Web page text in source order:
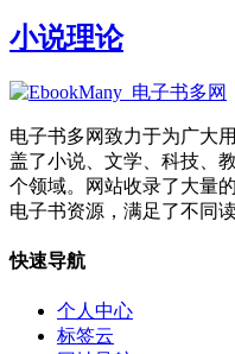
小说理论
电子书多网致力于为广大
盖了小说、文学、科技、
个领域。网站收录了大量
电子书资源，满足了不同
快速导航
个人中心
标签云